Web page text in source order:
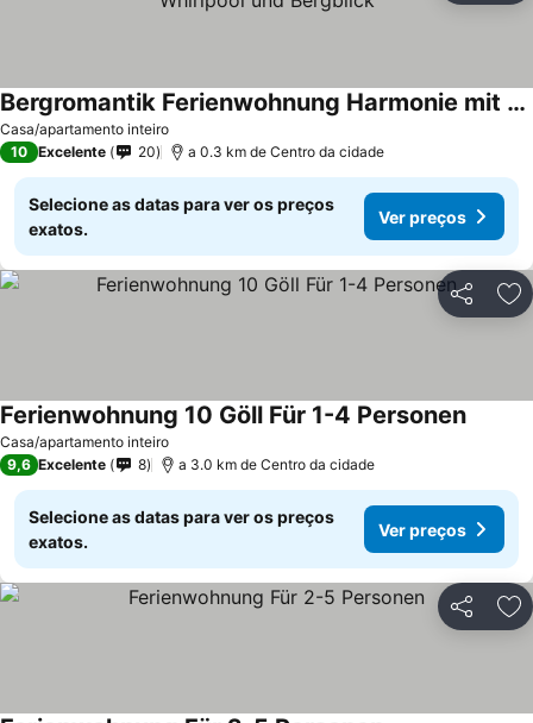
Casa/apartamento inteiro
Bergromantik Ferienwohnung Harmonie mit Sauna, Whirlpool und Bergblick
10 Excelente 20 a 0.3 km de Centro da cidade
Selecione as datas para ver os preços
exatos.
Ver preços
Partilhar
Casa/apartamento inteiro
Ferienwohnung 10 Göll Für 1-4 Personen
9,6 Excelente 8 a 3.0 km de Centro da cidade
Selecione as datas para ver os preços
exatos.
Ver preços
Partilhar